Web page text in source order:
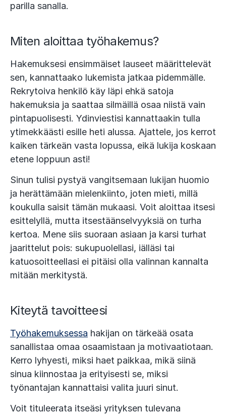
parilla sanalla.
Miten aloittaa työhakemus?
Hakemuksesi ensimmäiset lauseet määrittelevät
sen, kannattaako lukemista jatkaa pidemmälle.
Rekrytoiva henkilö käy läpi ehkä satoja
hakemuksia ja saattaa silmäillä osaa niistä vain
pintapuolisesti. Ydinviestisi kannattaakin tulla
ytimekkäästi esille heti alussa. Ajattele, jos kerrot
kaiken tärkeän vasta lopussa, eikä lukija koskaan
etene loppuun asti!
Sinun tulisi pystyä vangitsemaan lukijan huomio
ja herättämään mielenkiinto, joten mieti, millä
koukulla saisit tämän mukaasi. Voit aloittaa itsesi
esittelyllä, mutta itsestäänselvyyksiä on turha
kertoa. Mene siis suoraan asiaan ja karsi turhat
jaarittelut pois: sukupuolellasi, iälläsi tai
katuosoitteellasi ei pitäisi olla valinnan kannalta
mitään merkitystä.
Kiteytä tavoitteesi
Työhakemuksessa hakijan on tärkeää osata
sanallistaa omaa osaamistaan ja motivaatiotaan.
Kerro lyhyesti, miksi haet paikkaa, mikä siinä
sinua kiinnostaa ja erityisesti se, miksi
työnantajan kannattaisi valita juuri sinut.
Voit tituleerata itseäsi yrityksen tulevana